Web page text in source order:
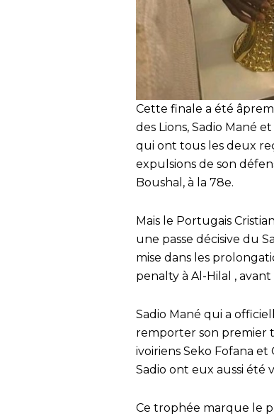
Cette finale a été
des Lions, Sadio Mané
qui ont tous les deux
expulsions de son
Boushal, à la 78e.
Mais le Portugais
une passe décisive du
mise dans les
penalty à Al-Hilal ,
Sadio Mané qui a
remporter son premier
ivoiriens Seko Fofana
Sadio ont eux aussi été
Ce trophée marque le